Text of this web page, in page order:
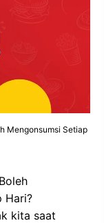
Mengonsumsi Setiap
Hari?
kita saat